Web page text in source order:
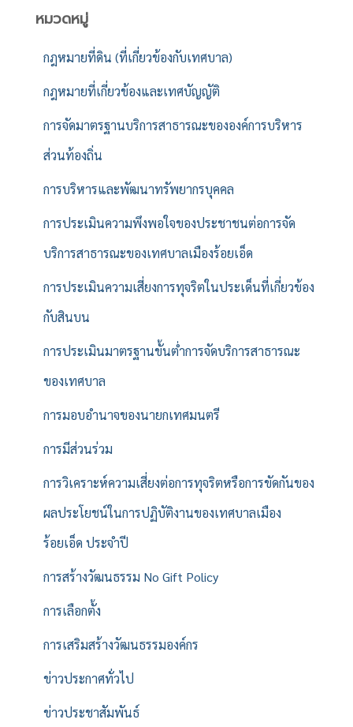
หมวดหมู่
กฎหมายที่ดิน (ที่เกี่ยวข้องกับเทศบาล)
กฎหมายที่เกี่ยวข้องและเทศบัญญัติ
การจัดมาตรฐานบริการสาธารณะขององค์การบริหาร
ส่วนท้องถิ่น
การบริหารและพัฒนาทรัพยากรบุคคล
การประเมินความพึงพอใจของประชาชนต่อการจัด
บริการสาธารณะของเทศบาลเมืองร้อยเอ็ด
การประเมินความเสี่ยงการทุจริตในประเด็นที่เกี่ยวข้อง
กับสินบน
การประเมินมาตรฐานขั้นต่ำการจัดบริการสาธารณะ
ของเทศบาล
การมอบอำนาจของนายกเทศมนตรี
การมีส่วนร่วม
การวิเคราะห์ความเสี่ยงต่อการทุจริตหรือการขัดกันของ
ผลประโยชน์ในการปฏิบัติงานของเทศบาลเมือง
ร้อยเอ็ด ประจำปี
การสร้างวัฒนธรรม No Gift Policy
การเลือกตั้ง
การเสริมสร้างวัฒนธรรมองค์กร
ข่าวประกาศทั่วไป
ข่าวประชาสัมพันธ์